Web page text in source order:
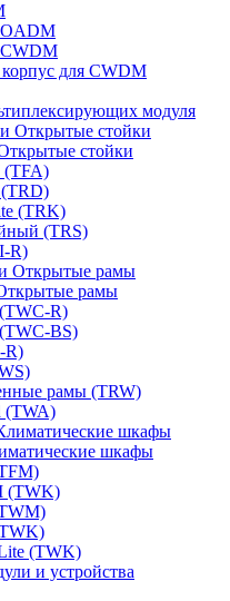
OADM
для CWDM
модуля
стойки
(TFA)
(TRK)
(TRS)
R)
рамы
R)
BS)
R)
рамы (TRW)
(TWA)
шкафы
(TWK)
(TWK)